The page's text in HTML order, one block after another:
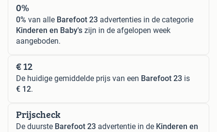
0%
0% van alle Barefoot 23 advertenties in de categorie
Kinderen en Baby's zijn in de afgelopen week
aangeboden.
€ 12
De huidige gemiddelde prijs van een Barefoot 23 is
€ 12.
Prijscheck
De duurste Barefoot 23 advertentie in de Kinderen en